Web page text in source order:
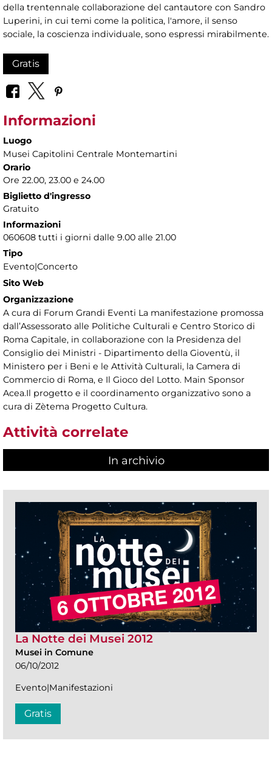
della trentennale collaborazione del cantautore con Sandro
Luperini, in cui temi come la politica, l'amore, il senso
sociale, la coscienza individuale, sono espressi mirabilmente.
Gratis
Informazioni
Luogo
Musei Capitolini Centrale Montemartini
Orario
Ore 22.00, 23.00 e 24.00
Biglietto d'ingresso
Gratuito
Informazioni
060608 tutti i giorni dalle 9.00 alle 21.00
Tipo
Evento|Concerto
Sito Web
Organizzazione
A cura di Forum Grandi Eventi La manifestazione promossa
dall’Assessorato alle Politiche Culturali e Centro Storico di
Roma Capitale, in collaborazione con la Presidenza del
Consiglio dei Ministri - Dipartimento della Gioventù, il
Ministero per i Beni e le Attività Culturali, la Camera di
Commercio di Roma, e Il Gioco del Lotto. Main Sponsor
Acea.Il progetto e il coordinamento organizzativo sono a
cura di Zètema Progetto Cultura.
Attività correlate
In archivio
La Notte dei Musei 2012
Musei in Comune
06/10/2012
Evento|Manifestazioni
Gratis